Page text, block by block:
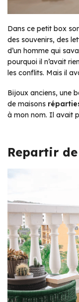
Dans ce petit box
des souvenirs, des
d’un homme qui
pourquoi il n’avait
les conflits. Mais il
Bijoux anciens, une
de maisons
à mon nom. Il avait
Repartir